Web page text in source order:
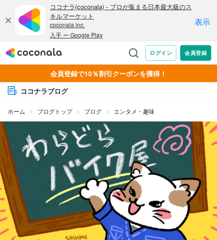
会員登録で10％割引クーポンを獲得！
ココナラブログ
ホーム ブログトップ ブログ エンタメ・趣味